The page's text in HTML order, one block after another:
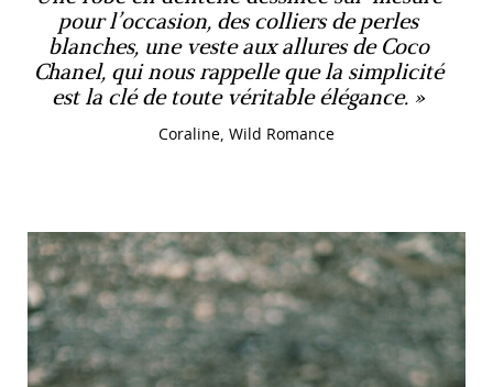
pour l’occasion, des colliers de perles
blanches, une veste aux allures de Coco
Chanel, qui nous rappelle que la simplicité
est la clé de toute véritable élégance.
Coraline, Wild Romance